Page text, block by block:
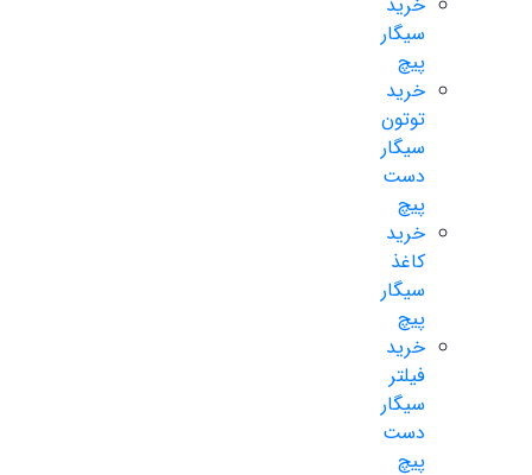
سیگار
پیچ
خرید
توتون
سیگار
دست
پیچ
خرید
کاغذ
سیگار
پیچ
خرید
فیلتر
سیگار
دست
پیچ